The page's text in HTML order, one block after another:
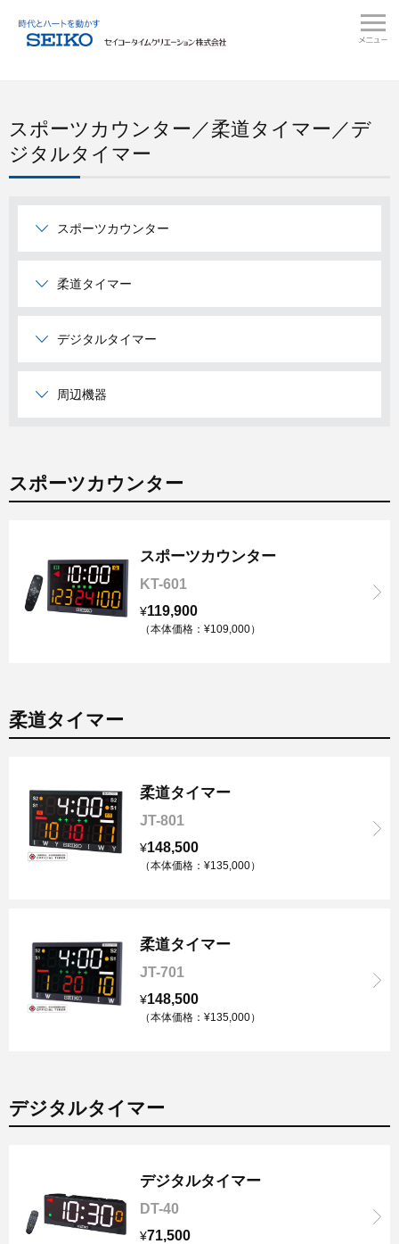
スポーツカウンター／柔道タイマー／デ
ジタルタイマー
スポーツカウンター
柔道タイマー
デジタルタイマー
周辺機器
スポーツカウンター
スポーツカウンター
KT-601
¥119,900
（本体価格：¥109,000）
柔道タイマー
柔道タイマー
JT-801
¥148,500
（本体価格：¥135,000）
柔道タイマー
JT-701
¥148,500
（本体価格：¥135,000）
デジタルタイマー
デジタルタイマー
DT-40
¥71,500